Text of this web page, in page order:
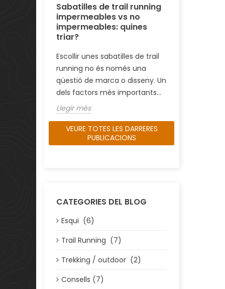
Sabatilles de trail running
impermeables vs no
impermeables: quines
triar?
Escollir unes sabatilles de trail
running no és només una
qüestió de marca o disseny. Un
dels factors més importants...
Llegir més
VEURE TOTES LES DARRERES
PUBLICACIONS
CATEGORIES DEL BLOG
Esqui (6)
Trail Running (7)
Trekking / outdoor (2)
Consells (7)